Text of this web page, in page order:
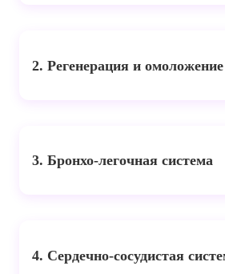
2. Регенерация и
3. Бронхо-легочная система
4. Сердечно-сосудистая